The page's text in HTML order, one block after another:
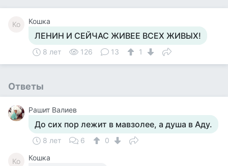
Ко Кошка
ЛЕНИН И СЕЙЧАС ЖИВЕЕ ВСЕХ ЖИВЫХ!
8 лет 126 13 1
Ответы
Рашит Валиев
До сих пор лежит в мавзолее, а душа в Аду.
8 лет 6 0
Ко Кошка